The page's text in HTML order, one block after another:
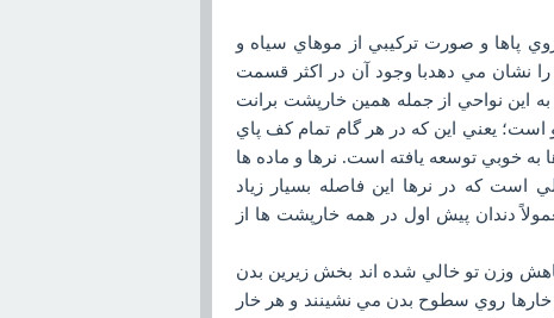
پاها و صورت ترکيبي از موهاي سياه و
را نشان مي دهدبا وجود آن در اکثر قسمت
به اين نواحي از جمله همين خارپشت برانت
است؛ يعني اين که در هر گام تمام کف پاي
خوبي توسعه يافته است. نرها و ماده ها
است که در نرها اين فاصله بسيار زياد
دندان پيش اول در همه خارپشت ها از
وزن تو خالي شده اند بخش زيرين بدن
روي سطوح بدن مي نشينند و هر خار